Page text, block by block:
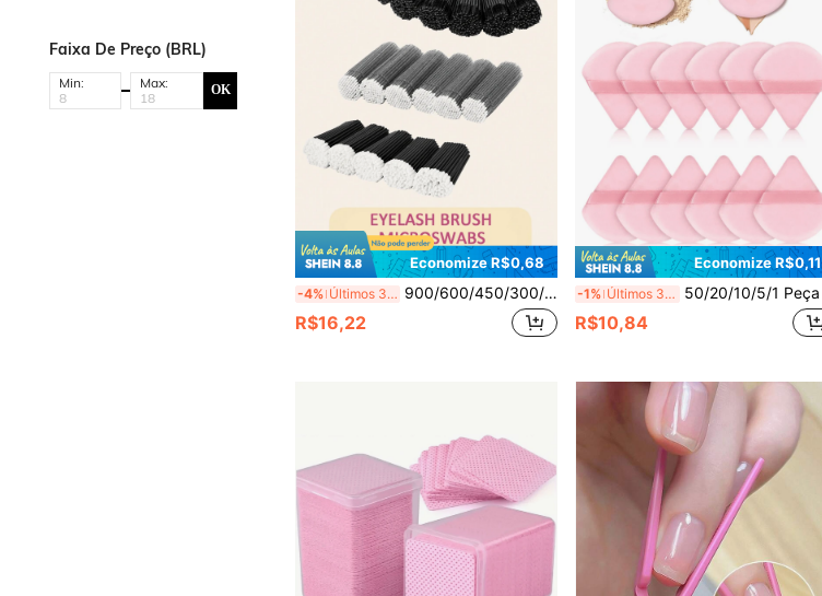
Faixa De Preço (BRL)
Min: Max: OK
Economize R$0,68
-4% Últimos 3 dias 900/600/450/300/150 peças Kit de Extensão de Cílios, Pincéis Descartáveis para Cílios, Cotonetes de Algodão Micro, Pincéis de Máscara, Pincéis de Lábios
R$16,22
Economize R$0,11
-1% Últimos 3 dias 50/20/10/5/1 Peça Esponja de Maquiagem Triangular – Puff de Pó Rosa Macio Reutilizável Multifuncional, Ideal para Base, Primer, BB Cream, Protetor Solar, Cushion, Blush, Pó Solto e Corporal – Ferramenta de Maquiagem Perfeita para Presente
R$10,84